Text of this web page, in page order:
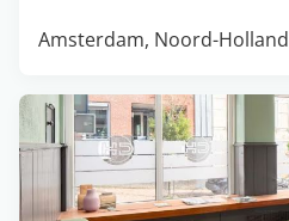
Amsterdam, Noord-Holland